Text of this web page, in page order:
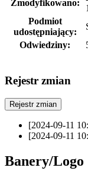
Zmodyfikowano:
Podmiot
udostępniający:
Odwiedziny:
Rejestr zmian
Rejestr zmian
[2024-09-11
[2024-09-11
Banery/Logo